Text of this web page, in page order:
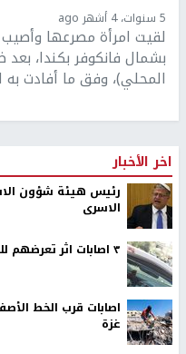
5 سنوات، 4 أشهر ago
بشمال فانكوفر بكندا،
المحلي)، وفق ما أفادت
اخر الأخبار
رئيس هيئة شؤون
الاسرى
٣ اصابات اثر تعرضهم للطعن في مدينة الطيبة
اصابات قرب الخط
غزة